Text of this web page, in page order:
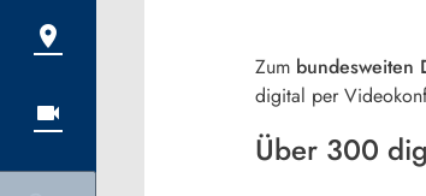
Zum bundesweiten
digital per
Über 300